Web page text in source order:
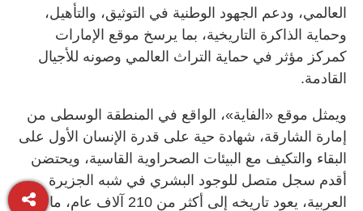
العالمي، ودعم الجهود الوطنية في التوثيق، والتأهيل،
وحماية الذاكرة التاريخية، بما يرسخ موقع الإمارات
كمركز مؤثر في حماية التراث العالمي وصونه للأجيال
القادمة.
ويمثل موقع «الفاية»، الواقع في المنطقة الوسطى من
إمارة الشارقة، شهادة حية على قدرة الإنسان الأول على
البقاء والتكيف مع البيئات الصحراوية القاسية، ويحتضن
أقدم سجل متصل للوجود البشري في شبه الجزيرة
العربية، يعود تاريخه إلى أكثر من 210 آلاف عام، ما